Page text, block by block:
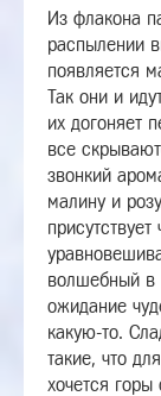
Из флакона
распылении
появляется
Так они и
их догоняет
все
звонкий
малину и
волшебный в
ожидание
какую-то.
такие, что
хочется горы